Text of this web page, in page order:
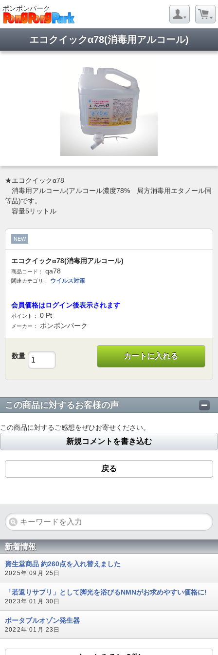
ポンポンパーク
エコクイックα78(消毒用アルコール)
★エコクイックα78
消毒用アルコール(アルコール濃度78% 局方消毒用エタノール同
等品)です。
容量5リットル
NEW
エコクイックα78(消毒用アルコール)
商品コード： qa78
関連カテゴリ： ウイルス対策
会員価格はログイン後表示されます
ポイント： 0 Pt
メーカー： ポンポンパーク
数量 カートに入れる
この商品に対するお客様の声
この商品に対するご感想をぜひお寄せください。
新規コメントを書き込む
戻る
新着情報
資生堂商品 約260点を入れ替えました
2025年 09月 25日
「若返りサプリ」として脚光を浴びるNMNがお求めやすい価格に!
2023年 01月 30日
ポータブルオゾン発生器
2022年 01月 23日